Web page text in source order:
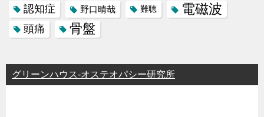
認知症 野口晴哉 難聴 電磁波
頭痛 骨盤
グリーンハウス-オステオパシー研究所